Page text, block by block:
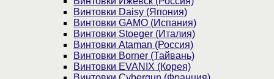
Винтовки Daisy (Япония)
Винтовки GAMO (Испания)
Винтовки Stoeger (Италия)
Винтовки Ataman (Россия)
Винтовки Borner (Тайвань)
Винтовки EVANIX (Корея)